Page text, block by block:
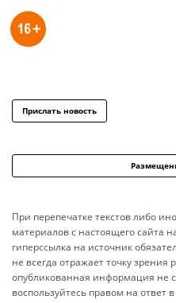
Прислать новость
При перепечатке текстов либо
материалов с настоящего сайта
гиперссылка на источник
не всегда отражает точку
опубликованная информация не
воспользуйтесь правом на ответ